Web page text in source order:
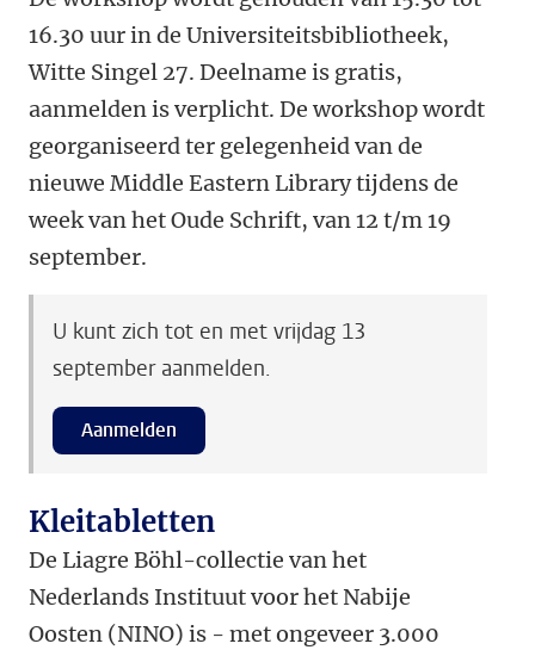
16.30 uur in de Universiteitsbibliotheek,
Witte Singel 27. Deelname is gratis,
aanmelden is verplicht. De workshopwordt
georganiseerdter gelegenheid van de
nieuwe Middle Eastern Library tijdens de
week van het Oude Schrift, van 12 t/m 19
september.
U kunt zich tot en met vrijdag 13
september aanmelden.
Aanmelden
Kleitabletten
De Liagre Böhl-collectie van het
Nederlands Instituut voor het Nabije
Oosten (NINO) is - met ongeveer 3.000